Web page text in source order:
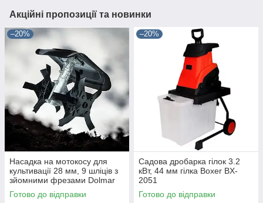
Акційні пропозиції та новинки
–20%
Насадка на мотокосу для
культивації 28 мм, 9 шліців з
зйомними фрезами Dolmar
9T28
Готово до відправки
–20%
Садова дробарка гілок 3.2
кВт, 44 мм гілка Boxer BX-
2051
Готово до відправки